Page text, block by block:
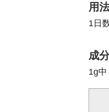
用
1日
成
1g中